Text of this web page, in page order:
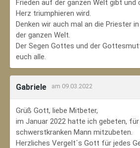
Frieden auf der ganzen Welt gibt und
Herz triumphieren wird.
Denken wir auch mal an die Priester
der ganzen Welt.
Der Segen Gottes und der
euch alle.
Gabriele am 09.03.2022
Grüß Gott, liebe Mitbeter,
im Januar 2022 hatte ich gebeten, für
schwerstkranken Mann mitzubeten.
Herzliches Vergelt´s Gott für jedes